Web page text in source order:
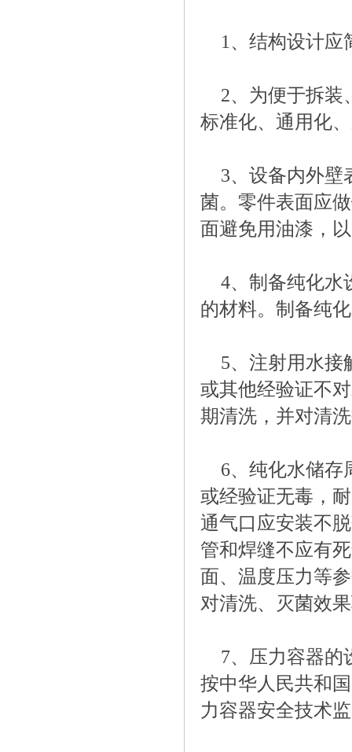
1、结构设计应
2、为便于拆装
标准化、通用化
3、设备内外壁
菌。零件表面应
面避免用油漆，
4、制备纯化水
的材料。制备纯
5、注射用水接
或其他经验证不
期清洗，并对清
6、纯化水储存
或经验证无毒，
通气口应安装不
管和焊缝不应有
面、温度压力等
对清洗、灭菌效
7、压力容器的
按中华人民共和
力容器安全技术